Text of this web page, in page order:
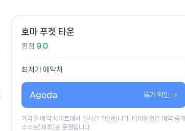
호마 푸켓 타운
평점 9.0
최저가 예약처
Agoda 특가 확인 →
가격은 예약 사이트에서 실시간 확인됩니다. 타이웰컴은 예약 중개
수수료(제휴)로 운영됩니다.